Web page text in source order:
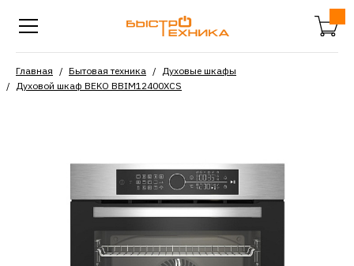
Главная Бытовая техника
Духовые шкафы
Духовой шкаф BEKO BBIM12400XCS